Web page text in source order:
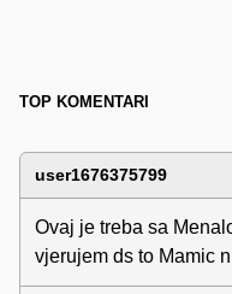
TOP KOMENTARI
user1676375799
Ovaj je treba sa
vjerujem ds to Mamic